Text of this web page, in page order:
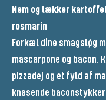
Nem og lækker
rosmarin
Forkæl dine smagsløg
mascarpone og bacon.
pizzadej og et fyld af
knasende baconstykker